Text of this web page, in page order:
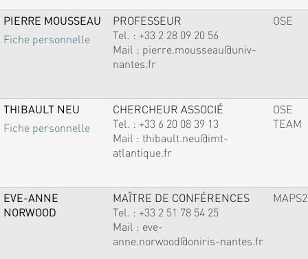
PIERRE MOUSSEAU
Fiche personnelle
PROFESSEUR
Tel. : +33 2 28 09 20 56
Mail : pierre.mousseau@univ-
nantes.fr
OSE
THIBAULT NEU
Fiche personnelle
CHERCHEUR ASSOCIÉ
Tel. : +33 6 20 08 39 13
Mail : thibault.neu@imt-
atlantique.fr
OSE
TEAM
EVE-ANNE
NORWOOD
MAÎTRE DE CONFÉRENCES
Tel. : +33 2 51 78 54 25
Mail : eve-
anne.norwood@oniris-nantes.fr
MAPS2